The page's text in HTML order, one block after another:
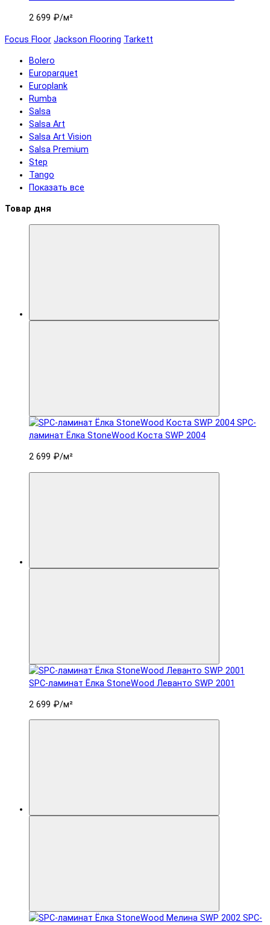
2 699 ₽/м²
Focus Floor Jackson Flooring Tarkett
Bolero
Europarquet
Europlank
Rumba
Salsa
Salsa Art
Salsa Art Vision
Salsa Premium
Step
Tango
Показать все
Товар дня
SPC-
ламинат Ëлка StoneWood Коста SWP 2004
2 699 ₽/м²
SPC-ламинат Ëлка StoneWood Леванто SWP 2001
2 699 ₽/м²
SPC-